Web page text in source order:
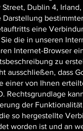
Street, Dublin 4,
Darstellung
eine
die in unseren
Internet-Browser
zu
ausschließen, dass
einer von Ihnen
Rechtsgrundlage
der
so hergestellte
worden ist und an